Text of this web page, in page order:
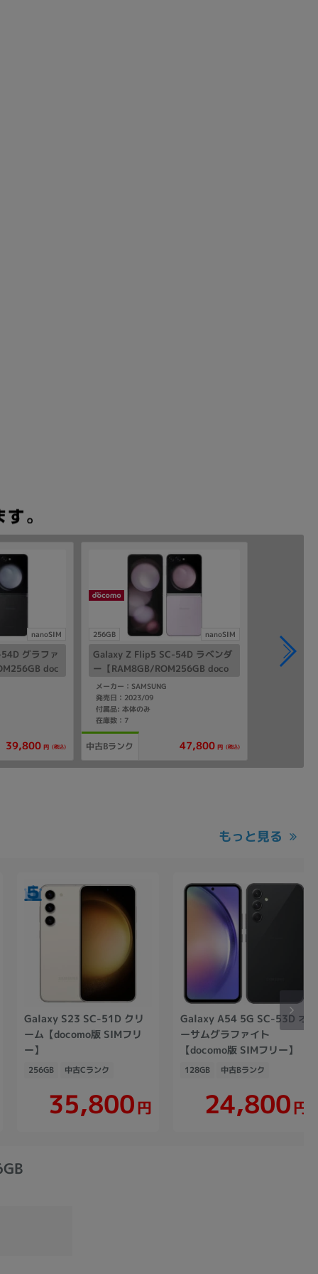
nanoSIM
グラファ
doc
39,800 円 (税込)
256GB nanoSIM
Galaxy Z Flip5 SC-54D ラベンダ
ー【RAM8GB/ROM256GB doco
mo版SIMフリー】
メーカー：SAMSUNG
発売日：2023/09
付属品: 本体のみ
在庫数：7
中古Bランク 47,800 円 (税込)
もっと見る
Galaxy S23 SC-51D クリ
ーム【docomo版 SIMフリ
ー】
256GB 中古Cランク
35,800円
Galaxy A54 5G SC-53D オ
ーサムグラファイト
【docomo版 SIMフリー】
128GB 中古Bランク
24,800円